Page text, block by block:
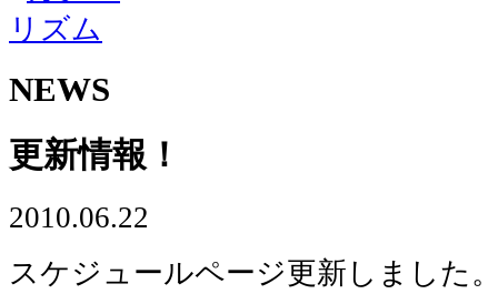
NEWS
更新情報！
2010.06.22
スケジュールページ更新しました